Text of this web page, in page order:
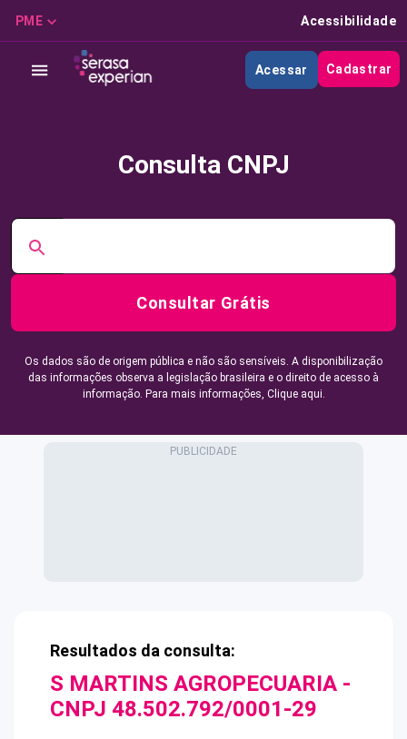
PME Acessibilidade
Acessar Cadastrar
Consulta CNPJ
Consultar Grátis
Os dados são de origem pública e não são sensíveis. A disponibilização
das informações observa a legislação brasileira e o direito de acesso à
informação. Para mais informações, Clique aqui.
Resultados da consulta:
S MARTINS AGROPECUARIA -
CNPJ 48.502.792/0001-29